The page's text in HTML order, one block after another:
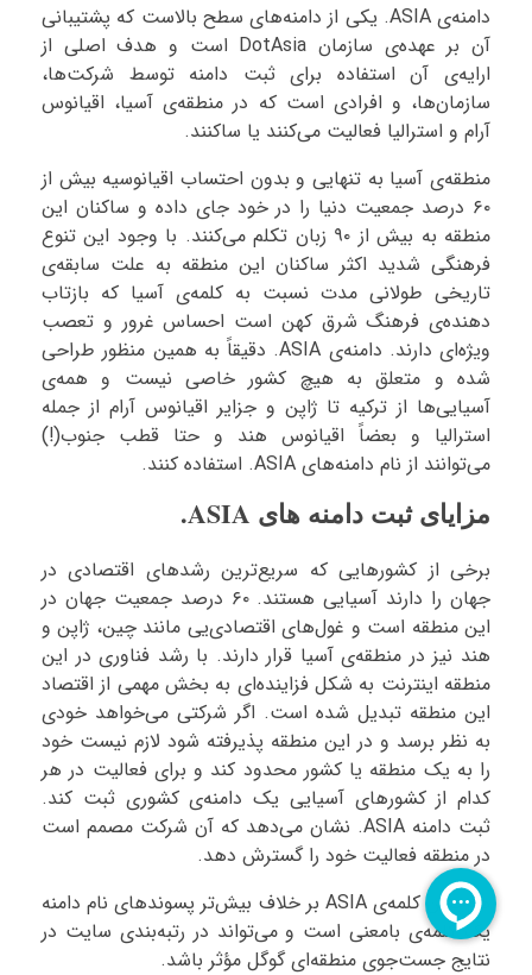
دامنه‌ی ASIA. یکی از دامنه‌های سطح بالاست که پشتیبانی
آن بر عهده‌ی سازمان DotAsia است و هدف اصلی از
ارایه‌ی آن استفاده برای ثبت دامنه توسط شرکت‌ها،
سازمان‌ها، و افرادی است که در منطقه‌ی آسیا، اقیانوس
آرام و استرالیا فعالیت می‌کنند یا ساکنند.
منطقه‌ی آسیا به تنهایی و بدون احتساب اقیانوسیه بیش از
۶۰ درصد جمعیت دنیا را در خود جای داده و ساکنان این
منطقه به بیش از ۹۰ زبان تکلم می‌کنند. با وجود این تنوع
فرهنگی شدید اکثر ساکنان این منطقه به علت سابقه‌ی
تاریخی طولانی مدت نسبت به کلمه‌ی آسیا که بازتاب
دهنده‌ی فرهنگ شرق کهن است احساس غرور و تعصب
ویژه‌ای دارند. دامنه‌ی ASIA. دقیقاً به همین منظور طراحی
شده و متعلق به هیچ کشور خاصی نیست و همه‌ی
آسیایی‌ها از ترکیه تا ژاپن و جزایر اقیانوس آرام از جمله
استرالیا و بعضاً اقیانوس هند و حتا قطب جنوب(!)
می‌توانند از نام دامنه‌های ASIA. استفاده کنند.
مزایای ثبت دامنه های ASIA.
برخی از کشورهایی که سریع‌ترین رشدهای اقتصادی در
جهان را دارند آسیایی هستند. ۶۰ درصد جمعیت جهان در
این منطقه است و غول‌های اقتصادی‌یی مانند چین، ژاپن و
هند نیز در منطقه‌ی آسیا قرار دارند. با رشد فناوری در این
منطقه اینترنت به شکل فزاینده‌ای به بخش مهمی از اقتصاد
این منطقه تبدیل شده است. اگر شرکتی می‌خواهد خودی
به نظر برسد و در این منطقه پذیرفته شود لازم نیست خود
را به یک منطقه یا کشور محدود کند و برای فعالیت در هر
کدام از کشورهای آسیایی یک دامنه‌ی کشوری ثبت کند.
ثبت دامنه ASIA. نشان می‌دهد که آن شرکت مصمم است
در منطقه فعالیت خود را گسترش دهد.
هم‌چنین کلمه‌ی ASIA بر خلاف بیش‌تر پسوندهای نام دامنه
یک کلمه‌ی بامعنی است و می‌تواند در رتبه‌بندی سایت در
نتایج جست‌جوی منطقه‌ای گوگل مؤثر باشد.